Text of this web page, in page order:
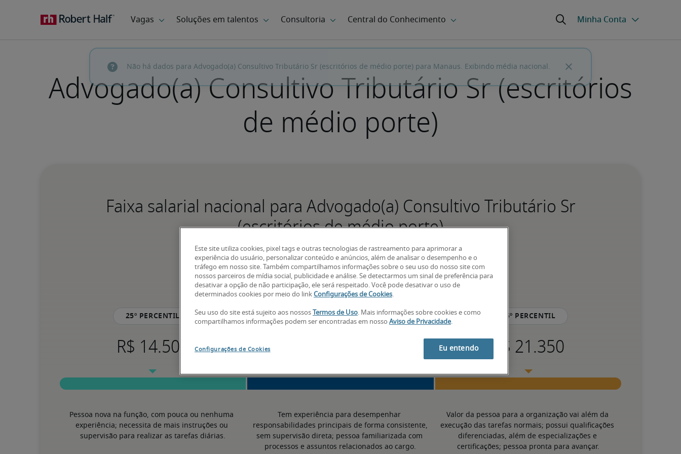
Advogado(a) Consultivo Tributário Sr (escritórios
de médio porte)
Faixa salarial nacional para Advogado(a) Consultivo Tributário Sr
(escritórios de médio porte)
-
25º percentil
Pessoa nova na função, com pouca ou nenhuma
experiência; necessita de mais instruções ou
supervisão para realizar as tarefas diárias.
50º percentil
Tem experiência para desempenhar
responsabilidades principais de forma consistente,
sem supervisão direta; pessoa familiarizada com
processos e assuntos relacionados ao cargo.
75º percentil
Valor da pessoa para a organização vai além da
execução das tarefas normais; possui qualificações
diferenciadas, além de especializações e
certificações; pessoa pronta para avançar.
Este site utiliza cookies, pixel tags e outras tecnologias de rastreamento para aprimorar a
experiência do usuário, personalizar conteúdo e anúncios, além de analisar o desempenho e o
tráfego em nosso site. Também compartilhamos informações sobre o seu uso do nosso site com
nossos parceiros de mídia social, publicidade e análise. Se detectarmos um sinal de preferência para
desativar a opção de não participação, ele será respeitado. Você pode desativar o uso de
determinados cookies por meio do link Configurações de Cookies.
Seu uso do site está sujeito aos nossos Termos de Uso. Mais informações sobre cookies e como
compartilhamos informações podem ser encontradas em nosso Aviso de Privacidade.
Configurações de Cookies Eu entendo